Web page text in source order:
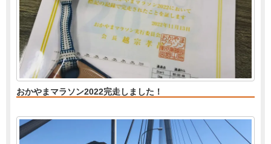
おかやまマラソン2022完走しました！